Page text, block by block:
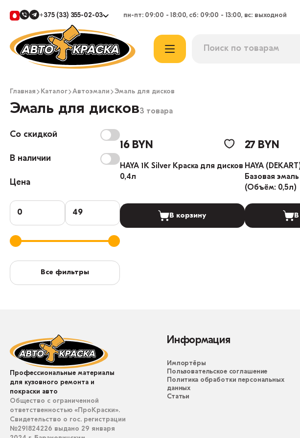
+375 (33) 355-02-03 пн-пт: 09:00 - 18:00, сб: 09:00 - 13:00, вс: выходной
Главная Каталог Автоэмали Эмаль для дисков
Эмаль для дисков3 товара
Со скидкой
В наличии
Цена
Все фильтры
16 BYN
HAYA 1K Silver Краска для дисков
0,4л
В корзину
27 BYN
HAYA
Базовая
(Объём: 0,5л)
Профессиональные материалы
для кузовного ремонта и
покраски авто
Общество с ограниченной
ответственностью «ПроКраски».
Свидетельство о гос. регистрации
№291824226 выдано 29 января
Информация
Импортёры
Пользовательское соглашение
Политика обработки персональных
данных
Статьи